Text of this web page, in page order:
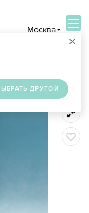
Москва
×
ДРУГОЙ